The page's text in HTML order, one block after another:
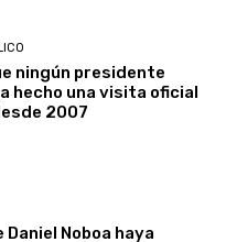
ningún presidente
hecho una visita oficial
2007
Daniel Noboa haya